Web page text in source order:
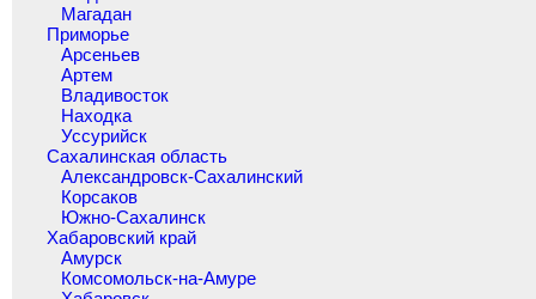
Магадан
Приморье
Арсеньев
Артем
Владивосток
Находка
Уссурийск
Сахалинская область
Александровск-Сахалинский
Корсаков
Южно-Сахалинск
Хабаровский край
Амурск
Комсомольск-на-Амуре